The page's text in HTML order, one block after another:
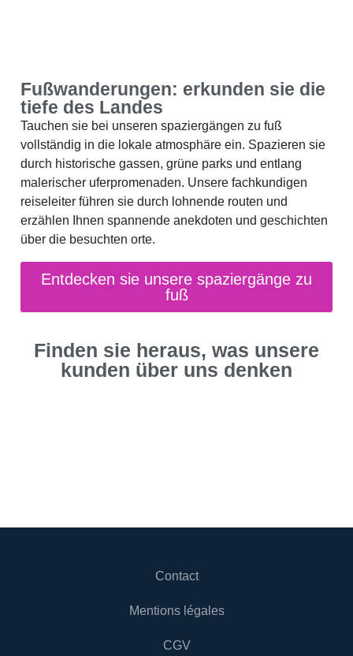
Fußwanderungen: erkunden sie die
tiefe des Landes
Tauchen sie bei unseren spaziergängen zu fuß
vollständig in die lokale atmosphäre ein. Spazieren sie
durch historische gassen, grüne parks und entlang
malerischer uferpromenaden. Unsere fachkundigen
reiseleiter führen sie durch lohnende routen und
erzählen Ihnen spannende anekdoten und geschichten
über die besuchten orte.
Entdecken sie unsere spaziergänge zu
fuß
Finden sie heraus, was unsere
kunden über uns denken
Contact
Mentions légales
CGV